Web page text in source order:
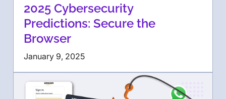
2025 Cybersecurity
Predictions: Secure the
Browser
January 9, 2025